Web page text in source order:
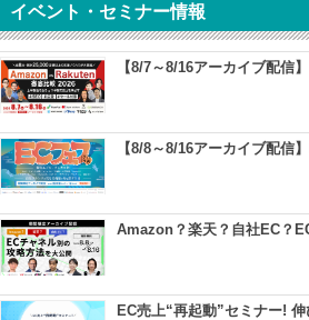
イベント・セミナー情報
【8/7～8/16アーカイブ配信
【8/8～8/16アーカイブ配信
Amazon？楽天？自社EC？
EC売上“再起動”セミナー!